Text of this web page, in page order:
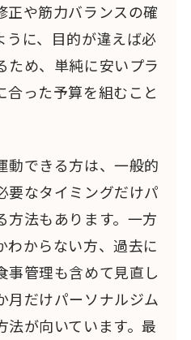
正や筋力バランスの確
うに、目的が違えば必
ため、単純に安いプラ
合った予算を組むこと
動できる方は、一般的
要なタイミングだけパ
方法もあります。一方
わからない方、過去に
事管理も含めて見直し
月だけパーソナルジム
法が向いています。最